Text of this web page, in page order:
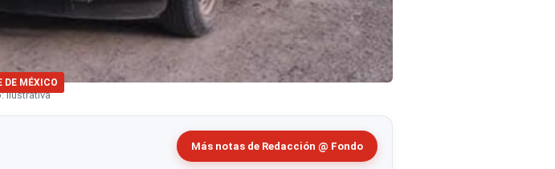
DE MÉXICO
Ilustrativa
Más notas de Redacción @ Fondo